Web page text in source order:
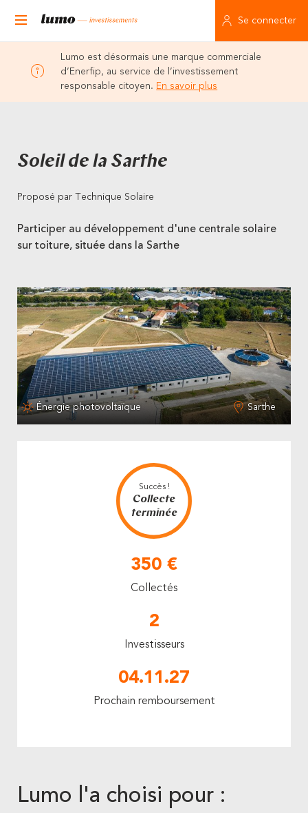
Se connecter
Lumo est désormais une marque commerciale
d’Enerfip, au service de l’investissement
responsable citoyen. En savoir plus
Soleil de la Sarthe
Proposé par Technique Solaire
Participer au développement d'une centrale solaire
sur toiture, située dans la Sarthe
Énergie photovoltaïque Sarthe
Succès !
Collecte
terminée
350 €
Collectés
2
Investisseurs
04.11.27
Prochain remboursement
Lumo l'a choisi pour :